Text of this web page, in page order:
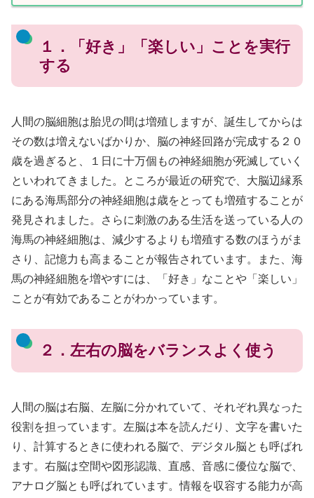
１．「好き」「楽しい」ことを実行
する
人間の脳細胞は胎児の間は増殖しますが、誕生してからは
その数は増えないばかりか、脳の神経回路が完成する２０
歳を過ぎると、１日に十万個もの神経細胞が死滅していく
といわれてきました。ところが最近の研究で、大脳辺縁系
にある海馬部分の神経細胞は歳をとっても増殖することが
発見されました。さらに刺激のある生活を送っている人の
海馬の神経細胞は、減少するよりも増殖する数のほうがま
さり、記憶力も高まることが報告されています。また、海
馬の神経細胞を増やすには、「好き」なことや「楽しい」
ことが有効であることがわかっています。
２．左右の脳をバランスよく使う
人間の脳は右脳、左脳に分かれていて、それぞれ異なった
役割を担っています。左脳は本を読んだり、文字を書いた
り、計算するときに使われる脳で、デジタル脳とも呼ばれ
ます。右脳は空間や図形認識、直感、音感に優位な脳で、
アナログ脳とも呼ばれています。情報を収容する能力が高